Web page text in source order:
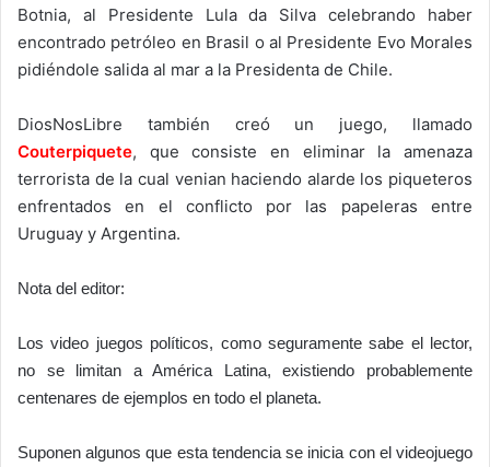
Botnia, al Presidente Lula da Silva celebrando haber
encontrado petróleo en Brasil o al Presidente Evo Morales
pidiéndole salida al mar a la Presidenta de Chile.
DiosNosLibre también creó un juego, llamado
Couterpiquete, que consiste en eliminar la amenaza
terrorista de la cual venian haciendo alarde los piqueteros
enfrentados en el conflicto por las papeleras entre
Uruguay y Argentina.
Nota del editor:
Los video juegos políticos, como seguramente sabe el lector,
no se limitan a América Latina, existiendo probablemente
centenares de ejemplos en todo el planeta.
Suponen algunos que esta tendencia se inicia con el videojuego